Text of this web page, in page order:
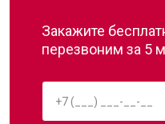
Закажите
перезвоним за 5